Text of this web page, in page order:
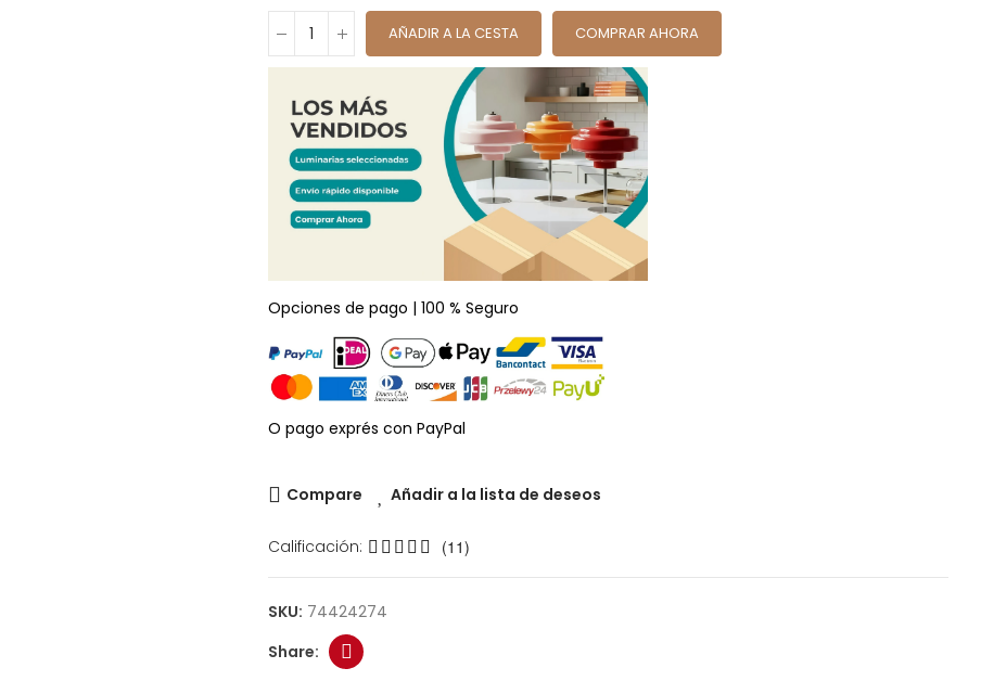
AÑADIR A LA CESTA COMPRAR AHORA
Opciones de pago | 100 % Seguro
O pago exprés con PayPal
Compare Añadir a la lista de deseos
Calificación: (11)
SKU: 74424274